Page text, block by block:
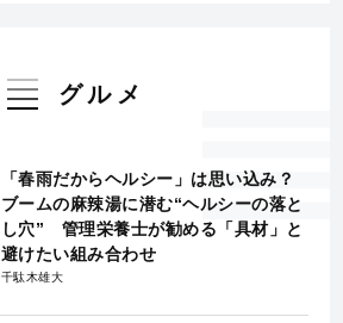
グルメ
「春雨だからヘルシー」は思い込み？
ブームの麻辣湯に潜む“ヘルシーの落と
し穴” 管理栄養士が勧める「具材」と
避けたい組み合わせ
千駄木雄大